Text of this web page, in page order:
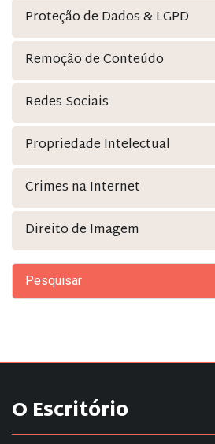
Proteção de Dados & LGPD
Remoção de Conteúdo
Redes Sociais
Propriedade Intelectual
Crimes na Internet
Direito de Imagem
O Escritório